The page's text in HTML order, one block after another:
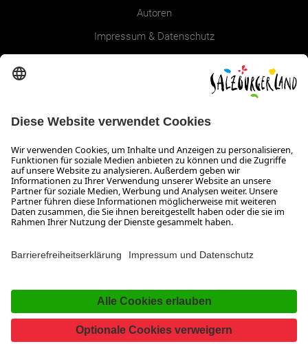
Autoren
Impressum & Datenschutz
Infos zum Urlaub im SalzburgerLand
Veranstaltungen im SalzburgerLand
Aktuelle Urlaubsangebote
Newsroom
Presse